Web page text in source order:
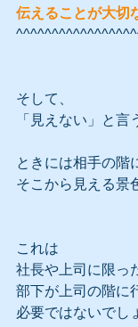
伝えることが大切
そして、
「見えない」と言
ときには相手の階
そこから見える景
これは
社長や上司に限っ
部下が上司の階に
必要ではないでし